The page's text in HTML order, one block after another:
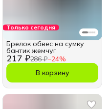
Только сегодня
217 ₽286 ₽−24%
Брелок обвес на сумку
бантик жемчуг
В корзину